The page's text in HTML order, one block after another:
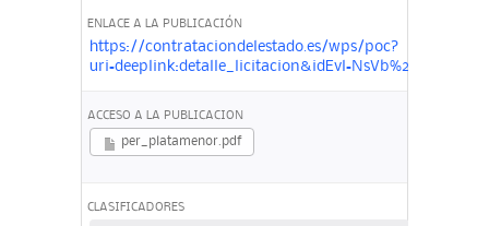
ENLACE A LA PUBLICACIÓN
https://contrataciondelestado.es/wps/poc?
ACCESO A LA PUBLICACION
per_platamenor.pdf
CLASIFICADORES